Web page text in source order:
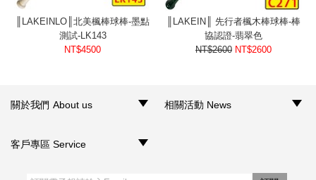
║LAKEINLO║北美楓棒球棒-墨點
測試-LK143
NT$4500
║LAKEIN║ 先行者楓木棒球棒-棒
協認證-翡翠色
NT$2600 NT$2600
關於我們 About us 相關活動 News
客戶專區 Service